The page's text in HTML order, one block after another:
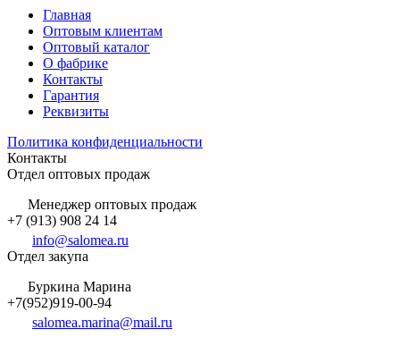
Главная
Оптовым клиентам
Оптовый каталог
О фабрике
Контакты
Гарантия
Реквизиты
Политика конфиденциальности
Контакты
Отдел оптовых продаж
Менеджер оптовых продаж
+7 (913) 908 24 14
info@salomea.ru
Отдел закупа
Буркина Марина
+7(952)919-00-94
salomea.marina@mail.ru